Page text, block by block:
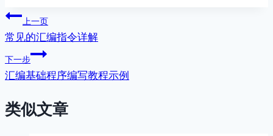
文
章
导
上一页
常见的汇编指令详解
下一步
汇编基础程序编写教程示例
类似文章